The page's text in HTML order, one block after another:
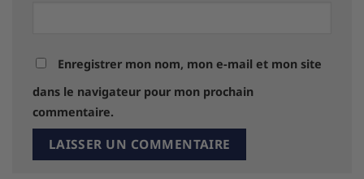
Enregistrer mon nom, mon e-mail et mon site
dans le navigateur pour mon prochain
commentaire.